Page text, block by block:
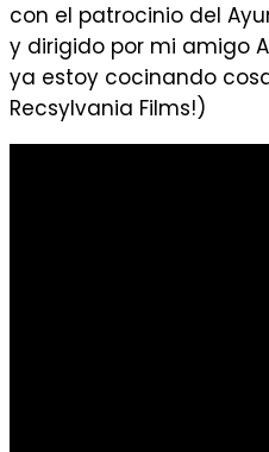
con el patrocinio del
y dirigido por mi amigo
ya estoy cocinando
Recsylvania Films!)